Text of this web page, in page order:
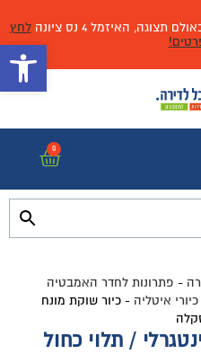
האיזמל 4 נס ציונה
לחץ
0
- פתרונות לחדר האמבטיה
איטליה -כיור שוקת מונח
/ תלוי כחול